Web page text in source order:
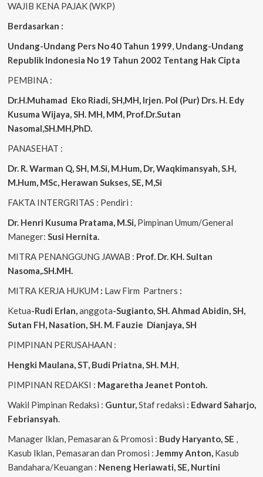
WAJIB KENA PAJAK (WKP)
Berdasarkan :
Undang-Undang Pers No 40 Tahun 1999, Undang-Undang
Republik Indonesia No 19 Tahun 2002 Tentang Hak Cipta
PEMBINA :
Dr.H.Muhamad Eko Riadi, SH,MH, Irjen. Pol (Pur) Drs. H. Edy
Kusuma Wijaya, SH. MH, MM, Prof.Dr.Sutan
Nasomal,SH.MH,PhD.
PANASEHAT :
Dr. R. Warman Q, SH, M.Si, M.Hum, Dr, Waqkimansyah, S.H,
M.Hum, MSc, Herawan Sukses, SE, M,Si
FAKTA INTERGRITAS : Pendiri :
Dr. Henri Kusuma Pratama, M.Si, Pimpinan Umum/General
Maneger: Susi Hernita.
MITRA PENANGGUNG JAWAB : Prof. Dr. KH. Sultan
Nasoma,.SH.MH.
MITRA KERJA HUKUM : Law Firm Partners :
Ketua-Rudi Erlan,anggota-Sugianto, SH. Ahmad Abidin, SH,
Sutan FH, Nasation, SH. M. Fauzie Dianjaya, SH
PIMPINAN PERUSAHAAN :
Hengki Maulana, ST, Budi Priatna, SH. M.H,
PIMPINAN REDAKSI : Magaretha Jeanet Pontoh.
Wakil Pimpinan Redaksi : Guntur,Staf redaksi : Edward Saharjo,
Febriansyah.
Manager Iklan, Pemasaran & Promosi : Budy Haryanto, SE ,
Kasub Iklan, Pemasaran dan Promosi : Jemmy Anton, Kasub
Bandahara/Keuangan : Neneng Heriawati, SE, Nurtini